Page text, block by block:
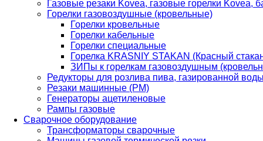
Газовые резаки Kovea, газовые горелки Kovea,
Горелки газовоздушные (кровельные)
Горелки кровельные
Горелки кабельные
Горелки специальные
Горелка KRASNIY STAKAN (Красный
ЗИПы к горелкам газовоздушным
Редукторы для розлива пива, газированной
Резаки машинные (РМ)
Генераторы ацетиленовые
Рампы газовые
Сварочное оборудование
Трансформаторы сварочные